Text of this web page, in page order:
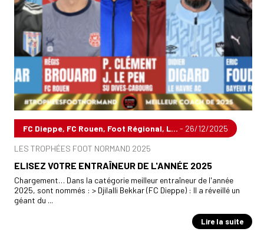
FC Dieppe, FC Rouen, Foot Régional, L... - 26/12/2025
LES TROPHÉES FOOT NORMAND 2025
ELISEZ VOTRE ENTRAÎNEUR DE L'ANNÉE 2025
Chargement… Dans la catégorie meilleur entraîneur de l'année
2025, sont nommés : > Djilalli Bekkar (FC Dieppe) : Il a réveillé un
géant du ...
Lire la suite